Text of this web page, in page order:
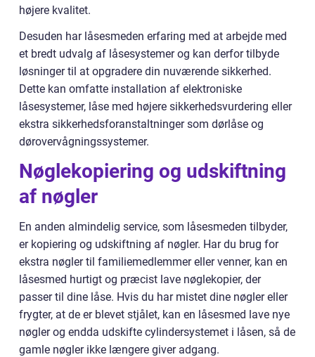
højere kvalitet.
Desuden har låsesmeden erfaring med at arbejde med
et bredt udvalg af låsesystemer og kan derfor tilbyde
løsninger til at opgradere din nuværende sikkerhed.
Dette kan omfatte installation af elektroniske
låsesystemer, låse med højere sikkerhedsvurdering eller
ekstra sikkerhedsforanstaltninger som dørlåse og
dørovervågningssystemer.
Nøglekopiering og udskiftning
af nøgler
En anden almindelig service, som låsesmeden tilbyder,
er kopiering og udskiftning af nøgler. Har du brug for
ekstra nøgler til familiemedlemmer eller venner, kan en
låsesmed hurtigt og præcist lave nøglekopier, der
passer til dine låse. Hvis du har mistet dine nøgler eller
frygter, at de er blevet stjålet, kan en låsesmed lave nye
nøgler og endda udskifte cylindersystemet i låsen, så de
gamle nøgler ikke længere giver adgang.